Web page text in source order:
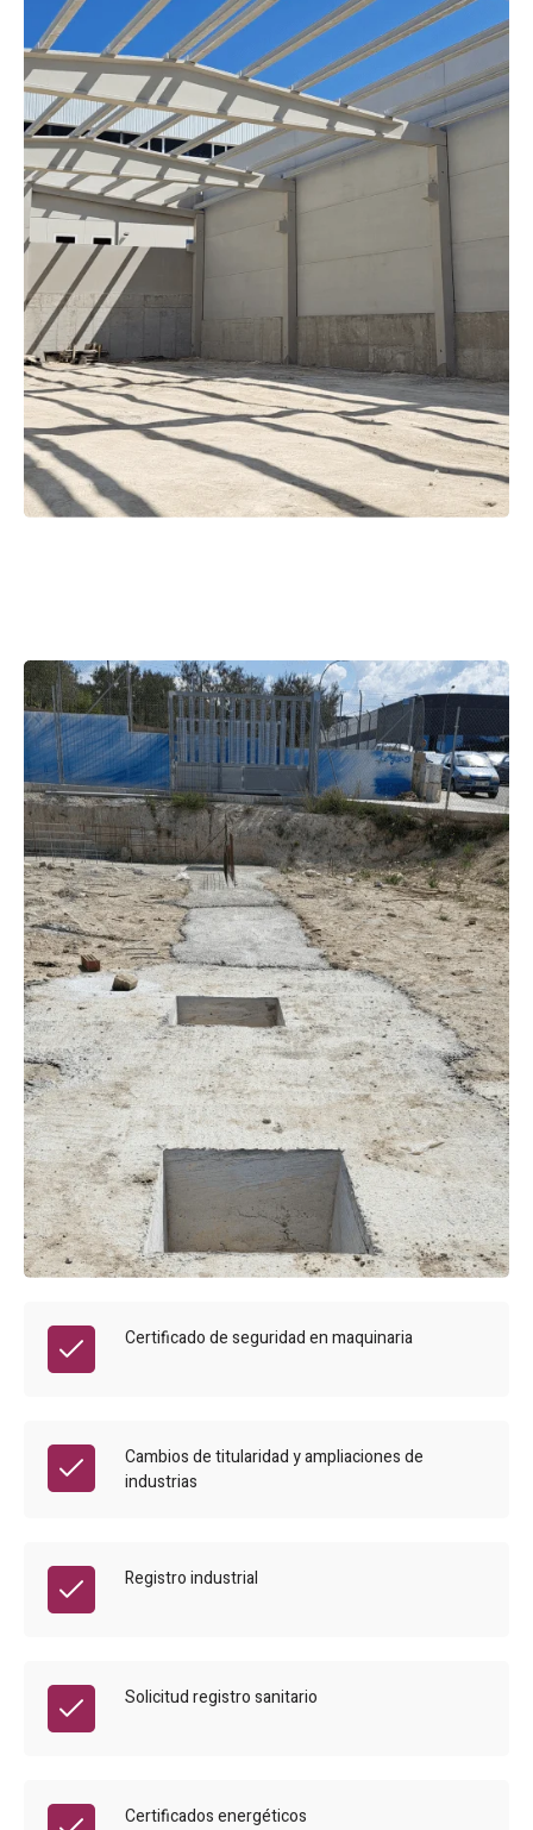
Certificado de seguridad en maquinaria
Cambios de titularidad y ampliaciones de
industrias
Registro industrial
Solicitud registro sanitario
Certificados energéticos